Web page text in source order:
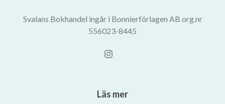
Svalans Bokhandel ingår i Bonnierförlagen AB org.nr
556023-8445
Läs mer